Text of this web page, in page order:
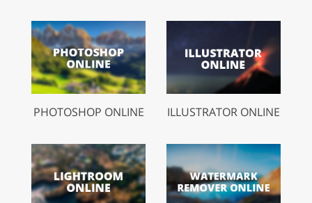
PHOTOSHOP ONLINE ILLUSTRATOR ONLINE